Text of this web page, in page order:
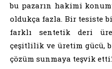
bu pazarın hakimi
oldukça fazla. Bir tesiste
farklı sentetik deri
çeşitlilik ve üretim gücü,
çözüm sunmaya teşvik